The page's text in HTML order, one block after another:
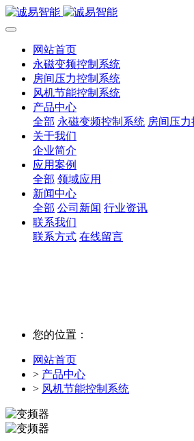
网站首页
永磁变频控制系统
房间压力控制系统
风机节能控制系统
产品中心
全部 永磁变频控制系统 房间压
关于我们
企业简介
应用案例
全部 领域应用
新闻中心
全部 公司新闻 行业资讯
联系我们
联系方式 在线留言
您的位置：
网站首页
> 产品中心
> 风机节能控制系统